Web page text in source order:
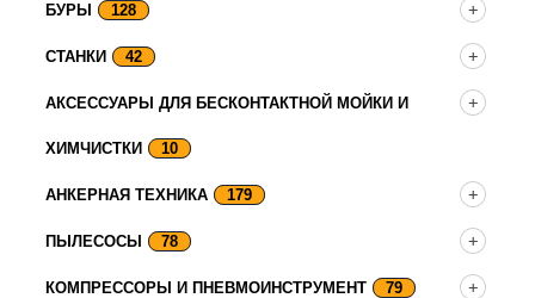
БУРЫ 128
СТАНКИ 42
АКСЕССУАРЫ ДЛЯ БЕСКОНТАКТНОЙ МОЙКИ И
ХИМЧИСТКИ 10
АНКЕРНАЯ ТЕХНИКА 179
ПЫЛЕСОСЫ 78
КОМПРЕССОРЫ И ПНЕВМОИНСТРУМЕНТ 79